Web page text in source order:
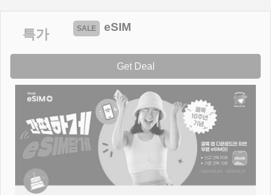
특가 eSIM
Get Deal